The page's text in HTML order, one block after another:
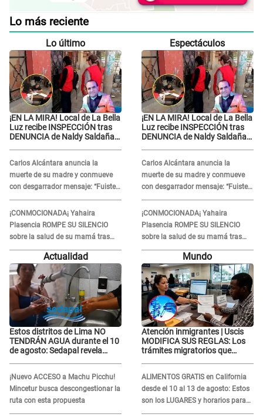
Lo más reciente
Lo último
¡EN LA MIRA! Local de La Bella
Luz recibe INSPECCIÓN tras
DENUNCIA de Naldy Saldaña
Carlos Alcántara anuncia la
muerte de su madre y conmueve
con desgarrador mensaje: “Fuiste
una gran mujer”
¡CONMOCIONADA¡ Yahaira
Plasencia ROMPE SU SILENCIO
sobre la salud de su mamá tras
APARECER en centro oncológico:
“La oración tiene poder”
Espectáculos
¡EN LA MIRA! Local de La Bella
Luz recibe INSPECCIÓN tras
DENUNCIA de Naldy Saldaña
Carlos Alcántara anuncia la
muerte de su madre y conmueve
con desgarrador mensaje: “Fuiste
una gran mujer”
¡CONMOCIONADA¡ Yahaira
Plasencia ROMPE SU SILENCIO
sobre la salud de su mamá tras
APARECER en centro oncológico:
“La oración tiene poder”
Actualidad
Estos distritos de Lima NO
TENDRÁN AGUA durante el 10
de agosto: Sedapal revela
¡Nuevo ACCESO a Machu Picchu!
Mincetur busca descongestionar la
ruta con esta propuesta
Mundo
Atención inmigrantes | Uscis
MODIFICA SUS REGLAS: Los
trámites migratorios que
ALIMENTOS GRATIS en California
desde el 10 al 13 de agosto: Estos
son los LUGARES y horarios para
recibir la ayuda